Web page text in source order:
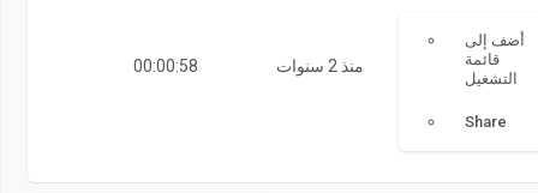
00:00:58 منذ 2 سنوات
أضف إلى
قائمة
التشغيل
Share